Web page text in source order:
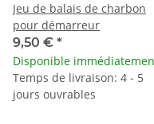
Jeu de balais de charbon
pour démarreur
9,50 € *
Disponible
Temps de livraison: 4 - 5
jours ouvrables